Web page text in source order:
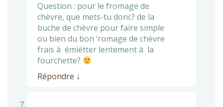
Question : pour le fromage de
chèvre, que mets-tu donc? de la
buche de chèvre pour faire simple
ou bien du bon ‘romage de chèvre
frais à émiétter lentement à la
fourchette?
Répondre ↓